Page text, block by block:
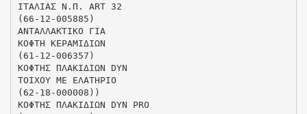
ΙΤΑΛΙΑΣ Ν.Π. ART 32
(66-12-005885)
ΑΝΤΑΛΛΑΚΤΙΚΟ ΓΙΑ
ΚΟΦΤΗ ΚΕΡΑΜΙΔΙΩΝ
(61-12-006357)
ΚΟΦΤΗΣ ΠΛΑΚΙΔΙΩΝ DYN
ΤΟΙΧΟΥ ΜΕ ΕΛΑΤΗΡΙΟ
(62-18-000008))
ΚΟΦΤΗΣ ΠΛΑΚΙΔΙΩΝ DYN PRO